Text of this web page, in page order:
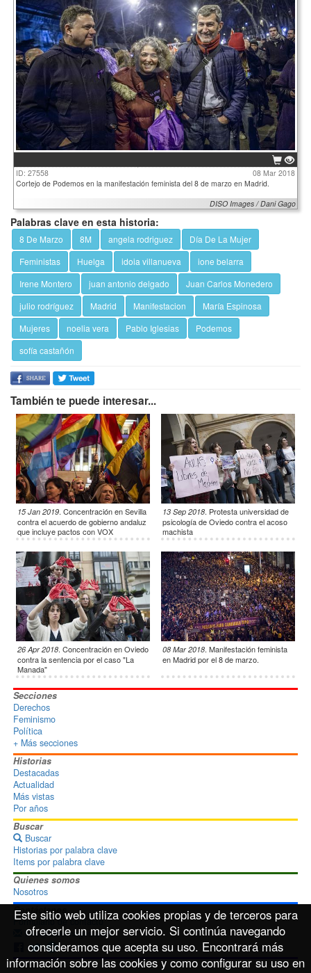
ID: 27558
08 Mar 2018
Cortejo de Podemos en la manifestación feminista del 8 de marzo en Madrid.
DISO Images / Dani Gago
Palabras clave en esta historia:
8 De Marzo 8M angela rodriguez
Día De La Mujer
Feministas
Huelga idoia villanueva
ione belarra
Irene Montero
juan antonio delgado
Juan Carlos Monedero
julio rodríguez
Madrid Manifestacion
María Espinosa
Mujeres
noelia vera Pablo Iglesias
Podemos
sofía castañón
También te puede interesar...
15 Jan 2019. Concentración en Sevilla
contra el acuerdo de gobierno andaluz
que incluye pactos con VOX
13 Sep 2018. Protesta universidad de
psicología de Oviedo contra el acoso
machista
26 Apr 2018. Concentración en Oviedo
contra la sentencia por el caso "La
Manada"
08 Mar 2018. Manifestación feminista
en Madrid por el 8 de marzo.
Secciones
Derechos
Feminismo
Política
+ Más secciones
Historias
Destacadas
Actualidad
Más vistas
Por años
Buscar
Buscar
Historias por palabra clave
Items por palabra clave
Quienes somos
Nosotros
Contáctanos
Formulario de contacto
info@disoimages.com
Términos de uso
Este sitio web utiliza cookies propias y de terceros para
ofrecerle un mejor servicio. Si continúa navegando
consideramos que acepta su uso. Encontrará más
información sobre las cookies y como configurar su uso en